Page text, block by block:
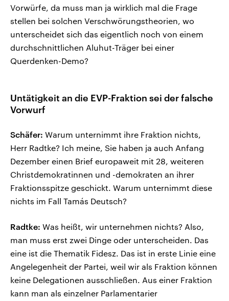
Vorwürfe, da muss man ja wirklich mal die Frage
stellen bei solchen Verschwörungstheorien, wo
unterscheidet sich das eigentlich noch von einem
durchschnittlichen Aluhut-Träger bei einer
Querdenken-Demo?
Untätigkeit an die EVP-Fraktion sei der falsche
Vorwurf
Schäfer: Warum unternimmt ihre Fraktion nichts,
Herr Radtke? Ich meine, Sie haben ja auch Anfang
Dezember einen Brief europaweit mit 28, weiteren
Christdemokratinnen und -demokraten an ihrer
Fraktionsspitze geschickt. Warum unternimmt diese
nichts im Fall Tamás Deutsch?
Radtke: Was heißt, wir unternehmen nichts? Also,
man muss erst zwei Dinge oder unterscheiden. Das
eine ist die Thematik Fidesz. Das ist in erste Linie eine
Angelegenheit der Partei, weil wir als Fraktion können
keine Delegationen ausschließen. Aus einer Fraktion
kann man als einzelner Parlamentarier